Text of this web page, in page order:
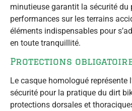
minutieuse garantit la sécurité du
performances sur les terrains
éléments indispensables pour
en toute tranquillité.
Protections
Le casque homologué représente
sécurité pour la pratique du dirt
protections dorsales et